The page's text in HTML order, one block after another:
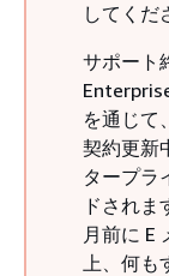
してくだ
サポート
を通じて
契約更新
タープラ
ドされ
月前に E
上、何も